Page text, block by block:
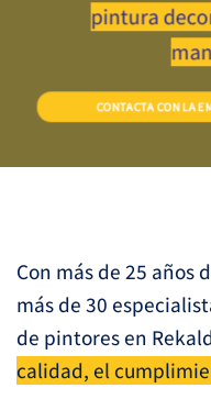
pintura
CONTACTA CON LA
Con más de 25 años
más de 30
de pintores en
calidad, el